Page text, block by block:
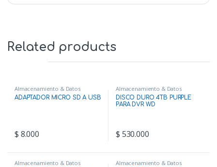
Related products
Almacenamiento & Datos
ADAPTADOR MICRO SD A USB
$ 8.000
Almacenamiento & Datos
DISCO DURO 4TB PURPLE
PARA DVR WD
$ 530.000
Almacenamiento & Datos Almacenamiento & Datos